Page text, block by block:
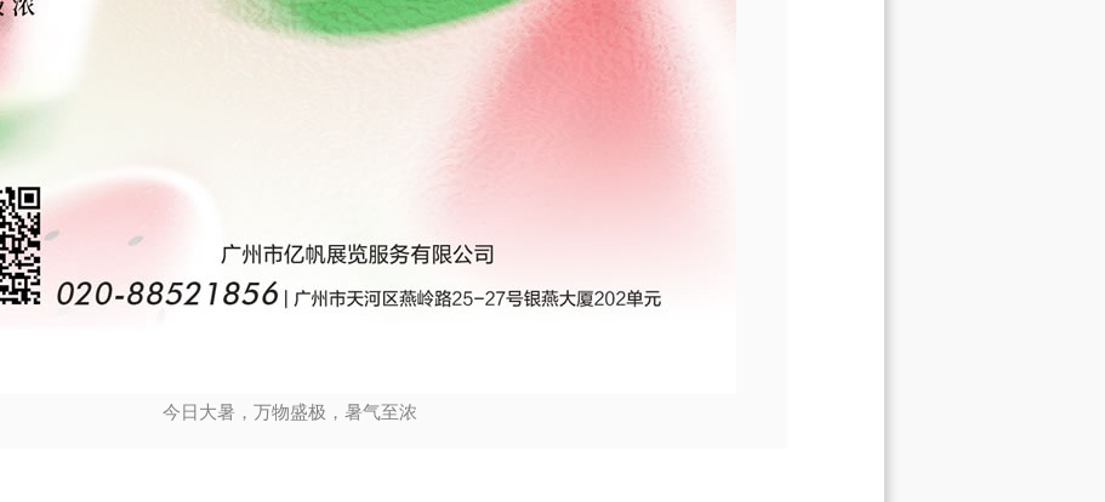
今日大暑，万物盛极，暑气至浓